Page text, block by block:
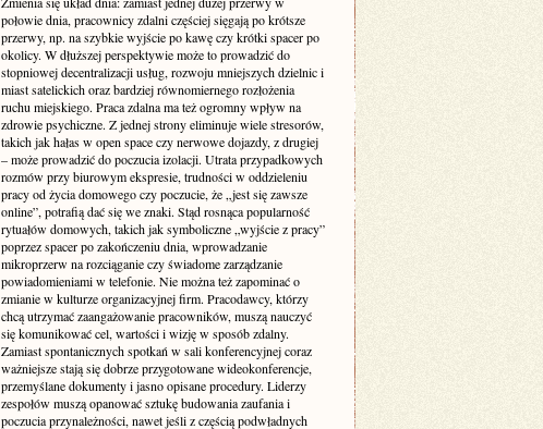
połowie dnia, pracownicy zdalni częściej sięgają po krótsze
przerwy, np. na szybkie wyjście po kawę czy krótki spacer po
okolicy. W dłuższej perspektywie może to prowadzić do
stopniowej decentralizacji usług, rozwoju mniejszych dzielnic i
miast satelickich oraz bardziej równomiernego rozłożenia
ruchu miejskiego. Praca zdalna ma też ogromny wpływ na
zdrowie psychiczne. Z jednej strony eliminuje wiele stresorów,
takich jak hałas w open space czy nerwowe dojazdy, z drugiej
– może prowadzić do poczucia izolacji. Utrata przypadkowych
rozmów przy biurowym ekspresie, trudności w oddzieleniu
pracy od życia domowego czy poczucie, że „jest się zawsze
online”, potrafią dać się we znaki. Stąd rosnąca popularność
rytuałów domowych, takich jak symboliczne „wyjście z pracy”
poprzez spacer po zakończeniu dnia, wprowadzanie
mikroprzerw na rozciąganie czy świadome zarządzanie
powiadomieniami w telefonie. Nie można też zapominać o
zmianie w kulturze organizacyjnej firm. Pracodawcy, którzy
chcą utrzymać zaangażowanie pracowników, muszą nauczyć
się komunikować cel, wartości i wizję w sposób zdalny.
Zamiast spontanicznych spotkań w sali konferencyjnej coraz
ważniejsze stają się dobrze przygotowane wideokonferencje,
przemyślane dokumenty i jasno opisane procedury. Liderzy
zespołów muszą opanować sztukę budowania zaufania i
poczucia przynależności, nawet jeśli z częścią podwładnych